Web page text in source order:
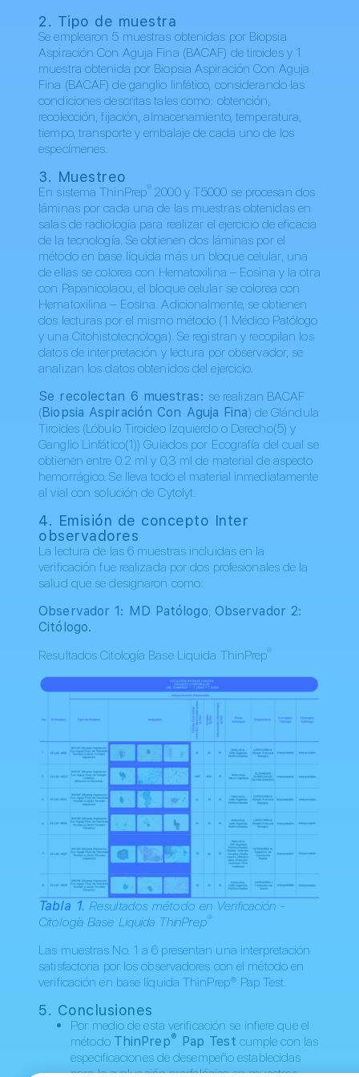
2. Tipo de muestra
Se emplearon 5 muestras obtenidas por Biopsia
Aspiración Con Aguja Fina (BACAF) de tiroides y 1
muestra obtenida por Biopsia Aspiración Con Aguja
Fina (BACAF) de ganglio linfático, considerando las
condiciones descritas tales como: obtención,
recolección, fijación, almacenamiento, temperatura,
tiempo, transporte y embalaje de cada uno de los
especímenes.
3. Muestreo
En sistema ThinPrep® 2000 y T5000 se procesan dos
láminas por cada una de las muestras obtenidas en
salas de radiología para realizar el ejercicio de eficacia
de la tecnología. Se obtienen dos láminas por el
método en base líquida más un bloque celular, una
de ellas se colorea con Hematoxilina – Eosina y la otra
con Papanicolaou, el bloque celular se colorea con
Hematoxilina – Eosina. Adicionalmente, se obtienen
dos lecturas por el mismo método (1 Médico Patólogo
y una Citohistotecnóloga). Se registran y recopilan los
datos de interpretación y lectura por observador, se
analizan los datos obtenidos del ejercicio.
Se recolectan 6 muestras: se realizan BACAF
(Biopsia Aspiración Con Aguja Fina) de Glándula
Tiroides (Lóbulo Tiroideo Izquierdo o Derecho(5) y
Ganglio Linfático(1)) Guiados por Ecografía del cual se
obtienen entre 0.2 ml y 0,3 ml de material de aspecto
hemorrágico. Se lleva todo el material inmediatamente
al vial con solución de Cytolyt.
4. Emisión de concepto Inter
observadores
La lectura de las 6 muestras incluidas en la
verificación fue realizada por dos profesionales de la
salud que se designaron como:
Observador 1: MD Patólogo; Observador 2:
Citólogo.
Resultados Citología Base Liquida ThinPrep®
Tabla 1. Resultados método en Verificación -
Citología Base Liquida ThinPrep®
Las muestras No. 1 a 6 presentan una interpretación
satisfactoria por los observadores con el método en
verificación en base líquida ThinPrep® Pap Test.
5. Conclusiones
Por medio de esta verificación se infiere que el
método ThinPrep® Pap Test cumple con las
especificaciones de desempeño establecidas
para la evaluación morfológica en muestras